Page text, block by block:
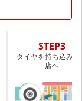
STEP3
タイヤを持ち込み取
店へ